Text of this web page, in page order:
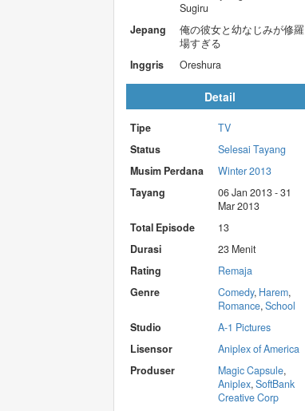
Sugiru
Jepang
俺の彼女と幼なじみが修羅
場すぎる
Inggris
Oreshura
Detail
Tipe
TV
Status
Selesai Tayang
Musim Perdana
Winter 2013
Tayang
06 Jan 2013 - 31
Mar 2013
Total Episode
13
Durasi
23 Menit
Rating
Remaja
Genre
Comedy, Harem,
Romance,School
Studio
A-1 Pictures
Lisensor
Aniplex of America
Produser
Magic Capsule,
Aniplex,SoftBank
Creative Corp